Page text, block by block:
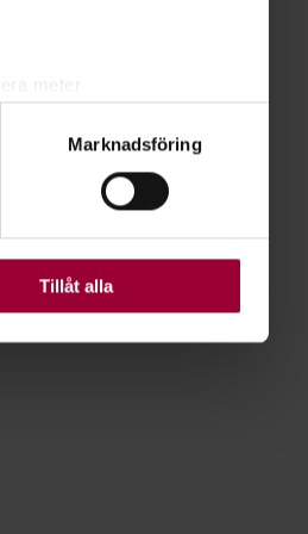
meter
. Du kan ändra
Vissa kakor är
Marknadsföring
Tillåt alla